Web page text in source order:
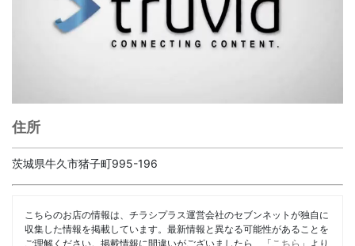
住所
茨城県牛久市猪子町995-196
こちらのお店の情報は、チラシプラス運営会社のセブンネットが独自に
収集した情報を掲載しています。最新情報と異なる可能性があることを
ご理解ください。掲載情報に間違いがございましたら、「 こちら 」より